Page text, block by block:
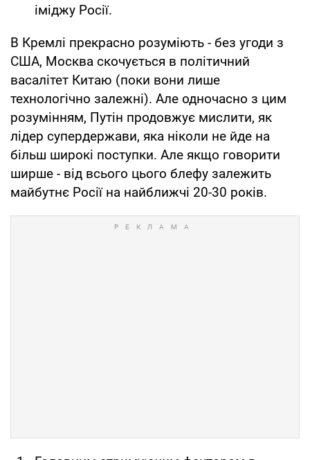
іміджу Росії.
В Кремлі прекрасно розуміють - без угоди з
США, Москва скочується в політичний
васалітет Китаю (поки вони лише
технологічно залежні). Але одночасно з цим
розумінням, Путін продовжує мислити, як
лідер супердержави, яка ніколи не йде на
більш широкі поступки. Але якщо говорити
ширше - від всього цього блефу залежить
майбутнє Росії на найближчі 20-30 років.